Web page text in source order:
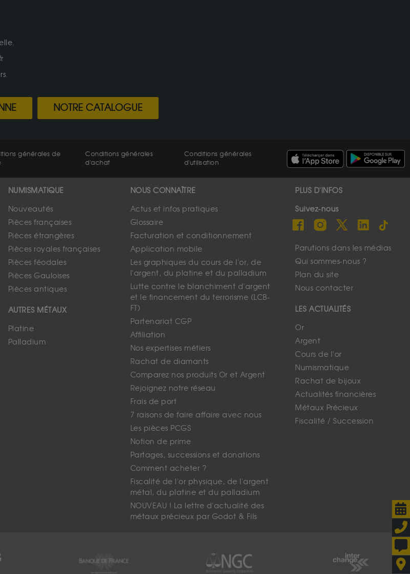
NOTRE CATALOGUE
générales de
Conditions générales
d'achat
Conditions générales
d'utilisation
NUMISMATIQUE
Nouveautés
Pièces françaises
Pièces étrangères
Pièces royales françaises
Pièces féodales
Pièces Gauloises
Pièces antiques
AUTRES MÉTAUX
Platine
Palladium
NOUS CONNAÎTRE
Actus et infos pratiques
Glossaire
Facturation et conditionnement
Application mobile
Les graphiques du cours de l'or, de
l'argent, du platine et du palladium
Lutte contre le blanchiment d'argent
et le financement du terrorisme (LCB-
FT)
Partenariat CGP
Affiliation
Nos expertises métiers
Rachat de diamants
Comparez nos produits Or et Argent
Rejoignez notre réseau
Frais de port
7 raisons de faire affaire avec nous
Les pièces PCGS
Notion de prime
Partages, successions et donations
Comment acheter ?
Fiscalité de l'or physique, de l'argent
métal, du platine et du palladium
NOUVEAU ! La lettre d'actualité des
métaux précieux par Godot & Fils
PLUS D'INFOS
Suivez-nous
Parutions dans les médias
Qui sommes-nous ?
Plan du site
Nous contacter
LES ACTUALITÉS
Or
Argent
Cours de l'or
Numismatique
Rachat de bijoux
Actualités financières
Métaux Précieux
Fiscalité / Succession